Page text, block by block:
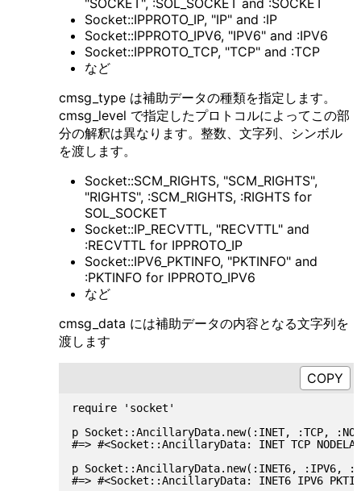
"SOCKET", :SOL_SOCKET and :SOCKET
Socket::IPPROTO_IP, "IP" and :IP
Socket::IPPROTO_IPV6, "IPV6" and :IPV6
Socket::IPPROTO_TCP, "TCP" and :TCP
など
cmsg_type は補助データの種類を指定します。
cmsg_level で指定したプロトコルによってこの部
分の解釈は異なります。整数、文字列、シンボル
を渡します。
Socket::SCM_RIGHTS, "SCM_RIGHTS",
"RIGHTS", :SCM_RIGHTS, :RIGHTS for
SOL_SOCKET
Socket::IP_RECVTTL, "RECVTTL" and
:RECVTTL for IPPROTO_IP
Socket::IPV6_PKTINFO, "PKTINFO" and
:PKTINFO for IPPROTO_IPV6
など
cmsg_data には補助データの内容となる文字列を
渡します
require 'socket'
p Socket::AncillaryData.new(:INET, :TCP,
#=> #<Socket::AncillaryData: INET TCP
p Socket::AncillaryData.new(:INET6, :IPV6,